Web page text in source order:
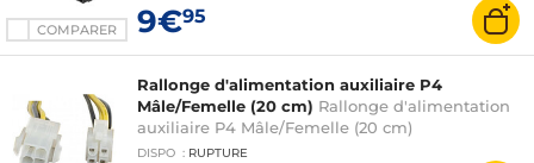
COMPARER 9€95
Rallonge d'alimentation auxiliaire P4
Mâle/Femelle (20 cm) Rallonge d'alimentation
auxiliaire P4 Mâle/Femelle (20 cm)
DISPO : RUPTURE